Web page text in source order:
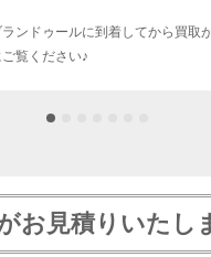
ンドゥールに到着してから買取
覧ください♪
お見積りいたし